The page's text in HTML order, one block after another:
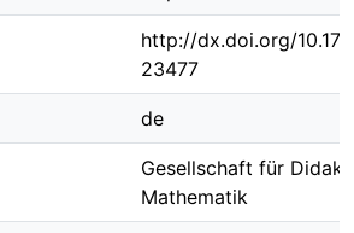
http://dx.doi.org/
23477
de
Gesellschaft für
Mathematik